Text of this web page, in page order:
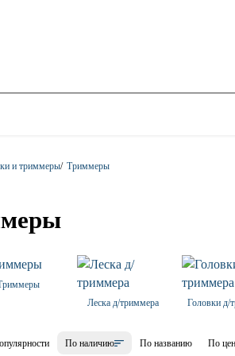
и триммеры/ Триммеры
Леска д/триммера
Головки д/
По наличию По названию По